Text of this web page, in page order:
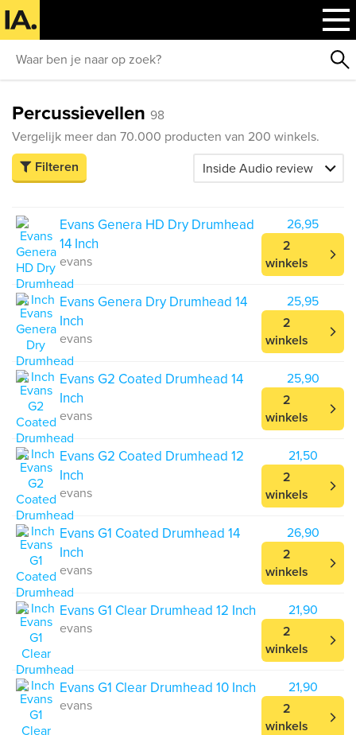
Percussievellen 98
Vergelijk meer dan 70.000 producten van 200 winkels.
Filteren
Evans Genera HD Dry Drumhead
14 Inch
evans
26,95
2
winkels
Evans Genera Dry Drumhead 14
Inch
evans
25,95
2
winkels
Evans G2 Coated Drumhead 14
Inch
evans
25,90
2
winkels
Evans G2 Coated Drumhead 12
Inch
evans
21,50
2
winkels
Evans G1 Coated Drumhead 14
Inch
evans
26,90
2
winkels
Evans G1 Clear Drumhead 12 Inch
evans
21,90
2
winkels
Evans G1 Clear Drumhead 10 Inch
evans
21,90
2
winkels